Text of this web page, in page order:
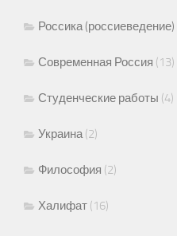
Россика (россиеведение)
Современная Россия (13)
Студенческие работы (4)
Украина(2)
Философия (2)
Халифат (16)